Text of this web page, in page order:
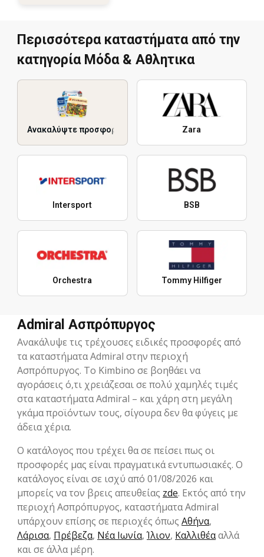
Περισσότερα καταστήματα από την
κατηγορία Μόδα & Aθλητικα
Ανακαλύψτε προσφορές Zara
Intersport BSB
Orchestra Tommy Hilfiger
Admiral Ασπρόπυργος
Ανακάλυψε τις τρέχουσες ειδικές προσφορές από
τα καταστήματα Admiral στην περιοχή
Ασπρόπυργος. Το Kimbino σε βοηθάει να
αγοράσεις ό,τι χρειάζεσαι σε πολύ χαμηλές τιμές
στα καταστήματα Admiral – και χάρη στη μεγάλη
γκάμα προϊόντων τους, σίγουρα δεν θα φύγεις με
άδεια χέρια.
Ο κατάλογος που τρέχει θα σε πείσει πως οι
προσφορές μας είναι πραγματικά εντυπωσιακές. Ο
κατάλογος είναι σε ισχύ από 01/08/2026 και
μπορείς να τον βρεις απευθείας zde. Εκτός από την
περιοχή Ασπρόπυργος, καταστήματα Admiral
υπάρχουν επίσης σε περιοχές όπως Αθήνα,
Λάρισα, Πρέβεζα, Νέα Ιωνία, Ίλιον, Καλλιθέααλλά
και σε άλλα μέρη.